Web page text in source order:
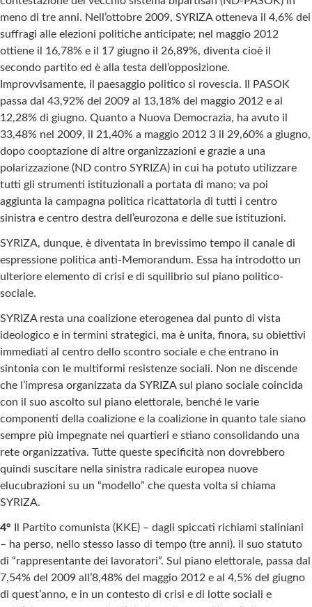
meno di tre anni. Nell’ottobre 2009, SYRIZA otteneva il 4,6% dei
suffragi alle elezioni politiche anticipate; nel maggio 2012
ottiene il 16,78% e il 17 giugno il 26,89%, diventa cioè il
secondo partito ed è alla testa dell’opposizione.
Improvvisamente, il paesaggio politico si rovescia. Il PASOK
passa dal 43,92% del 2009 al 13,18% del maggio 2012 e al
12,28% di giugno. Quanto a Nuova Democrazia, ha avuto il
33,48% nel 2009, il 21,40% a maggio 2012 3 il 29,60% a giugno,
dopo cooptazione di altre organizzazioni e grazie a una
polarizzazione (ND contro SYRIZA) in cui ha potuto utilizzare
tutti gli strumenti istituzionali a portata di mano; va poi
aggiunta la campagna politica ricattatoria di tutti i centro
sinistra e centro destra dell’eurozona e delle sue istituzioni.
SYRIZA, dunque, è diventata in brevissimo tempo il canale di
espressione politica anti-Memorandum. Essa ha introdotto un
ulteriore elemento di crisi e di squilibrio sul piano politico-
sociale.
SYRIZA resta una coalizione eterogenea dal punto di vista
ideologico e in termini strategici, ma è unita, finora, su obiettivi
immediati al centro dello scontro sociale e che entrano in
sintonia con le multiformi resistenze sociali. Non ne discende
che l’impresa organizzata da SYRIZA sul piano sociale coincida
con il suo ascolto sul piano elettorale, benché le varie
componenti della coalizione e la coalizione in quanto tale siano
sempre più impegnate nei quartieri e stiano consolidando una
rete organizzativa. Tutte queste specificità non dovrebbero
quindi suscitare nella sinistra radicale europea nuove
elucubrazioni su un “modello” che questa volta si chiama
SYRIZA.
4° Il Partito comunista (KKE) – dagli spiccati richiami staliniani
– ha perso, nello stesso lasso di tempo (tre anni). il suo statuto
di “rappresentante dei lavoratori”. Sul piano elettorale, passa dal
7,54% del 2009 all’8,48% del maggio 2012 e al 4,5% del giugno
di quest’anno, e in un contesto di crisi e di lotte sociali e